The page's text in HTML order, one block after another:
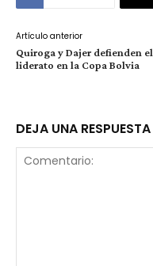
Artículo anterior
Quiroga y Dajer defienden el
liderato en la Copa Bolvia
DEJA UNA RESPUESTA